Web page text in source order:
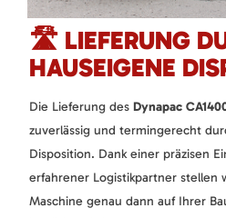
🛣️ LIEFERUNG
HAUSEIGENE
Die Lieferung des Dynapac
zuverlässig und termingerecht
Disposition. Dank einer präzisen
erfahrener Logistikpartner stellen
Maschine genau dann auf Ihrer